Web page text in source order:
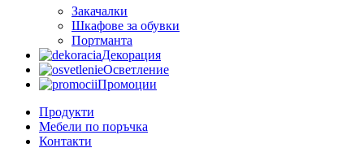
Закачалки
Шкафове за обувки
Портманта
Декорация
Осветление
Промоции
Продукти
Мебели по поръчка
Контакти